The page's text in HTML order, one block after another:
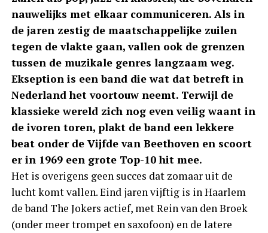
nauwelijks met elkaar communiceren. Als in
de jaren zestig de maatschappelijke zuilen
tegen de vlakte gaan, vallen ook de grenzen
tussen de muzikale genres langzaam weg.
Ekseption is een band die wat dat betreft in
Nederland het voortouw neemt. Terwijl de
klassieke wereld zich nog even veilig waant in
de ivoren toren, plakt de band een lekkere
beat onder de Vijfde van Beethoven en scoort
er in 1969 een grote Top-10 hit mee.
Het is overigens geen succes dat zomaar uit de
lucht komt vallen. Eind jaren vijftig is in Haarlem
de band The Jokers actief, met Rein van den Broek
(onder meer trompet en saxofoon) en de latere